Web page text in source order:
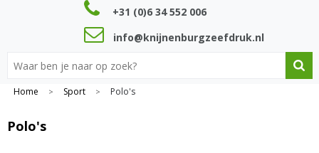
+31 (0)6 34 552 006
info@knijnenburgzeefdruk.nl
Home > Sport > Polo's
Polo's